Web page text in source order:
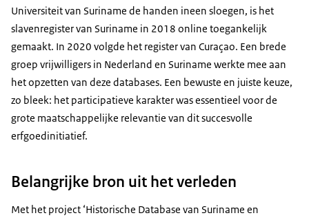
Universiteit van Suriname de handen ineen sloegen, is het
slavenregister van Suriname in 2018 online toegankelijk
gemaakt. In 2020 volgde het register van Curaçao. Een brede
groep vrijwilligers in Nederland en Suriname werkte mee aan
het opzetten van deze databases. Een bewuste en juiste keuze,
zo bleek: het participatieve karakter was essentieel voor de
grote maatschappelijke relevantie van dit succesvolle
erfgoedinitiatief.
Belangrijke bron uit het verleden
Met het project ‘Historische Database van Suriname en